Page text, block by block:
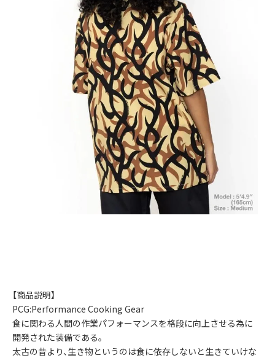
【商品説明】
PCG:Performance Cooking Gear
食に関わる人間の作業パフォーマンスを格段に向上させる為に
開発された装備である。
太古の昔より、生き物というのは食に依存しないと生きていけな